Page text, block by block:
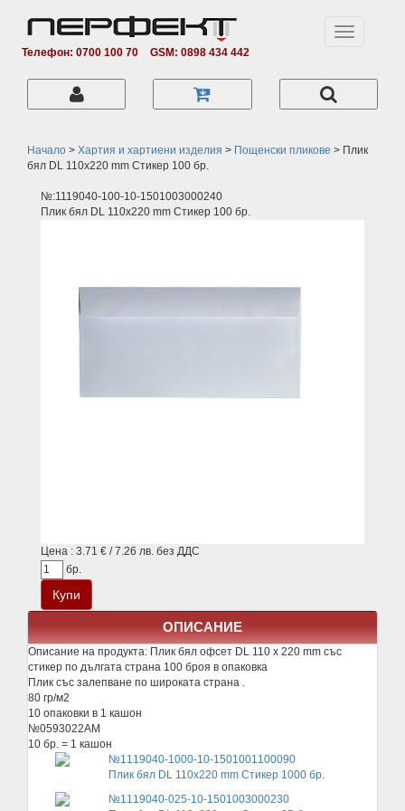
Телефон: 0700 100 70 GSM: 0898 434 442
Toggle
Начало > Хартия и хартиени изделия > Пощенски пликове > Плик
бял DL 110x220 mm Стикер 100 бр.
№:1119040-100-10-1501003000240
Плик бял DL 110x220 mm Стикер 100 бр.
Цена : 3.71 € / 7.26 лв. без ДДС
бр.
ОПИСАНИЕ
Описание на продукта: Плик бял офсет DL 110 x 220 mm със
стикер по дългата страна 100 броя в опаковка
Плик със залепване по широката страна .
80 гр/м2
10 опаковки в 1 кашон
№0593022AM
10 бр. = 1 кашон
№1119040-1000-10-1501001100090
Плик бял DL 110x220 mm Стикер 1000 бр.
№1119040-025-10-1501003000230